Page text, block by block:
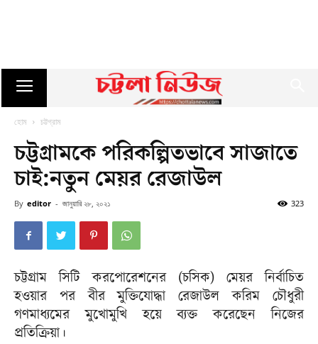
হোম চট্টগ্রাম
চট্টগ্রামকে পরিকল্পিতভাবে সাজাতে
চাই:নতুন মেয়র রেজাউল
By editor - জানুয়ারি ২৮, ২০২১ 323
চট্টগ্রাম সিটি করপোরেশনের (চসিক) মেয়র নির্বাচিত
হওয়ার পর বীর মুক্তিযোদ্ধা রেজাউল করিম চৌধুরী
গণমাধ্যমের মুখোমুখি হয়ে ব্যক্ত করেছেন নিজের
প্রতিক্রিয়া।